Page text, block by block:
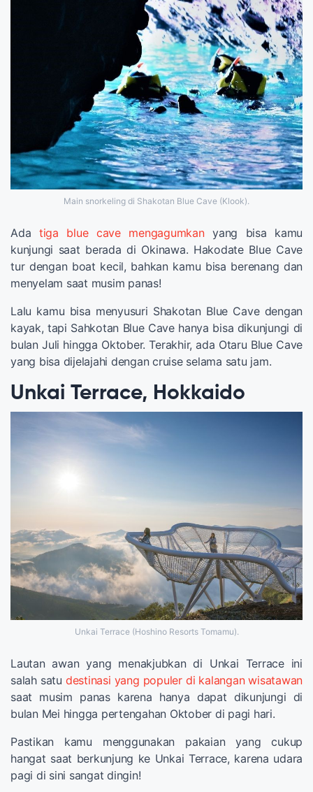
Main snorkeling di Shakotan Blue Cave (Klook).
Ada tiga blue cave mengagumkanyang bisa kamu
kunjungi saat berada di Okinawa. Hakodate Blue Cave
tur dengan boat kecil, bahkan kamu bisa berenang dan
menyelam saat musim panas!
Lalu kamu bisa menyusuri Shakotan Blue Cave dengan
kayak, tapi Sahkotan Blue Cave hanya bisa dikunjungi di
bulan Juli hingga Oktober. Terakhir, ada Otaru Blue Cave
yang bisa dijelajahi dengan cruise selama satu jam.
Unkai Terrace, Hokkaido
Unkai Terrace (Hoshino Resorts Tomamu).
Lautan awan yang menakjubkan di Unkai Terrace ini
salah satu destinasi yang populer di kalangan wisatawan
saat musim panas karena hanya dapat dikunjungi di
bulan Mei hingga pertengahan Oktober di pagi hari.
Pastikan kamu menggunakan pakaian yang cukup
hangat saat berkunjung ke Unkai Terrace, karena udara
pagi di sini sangat dingin!